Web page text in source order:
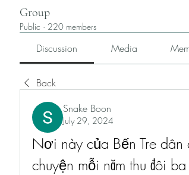
Group
Public · 220 members
Discussion Media
Back
Snake Boon
July 29, 2024
Nơi này của Bến Tre
chuyện mỗi năm thu đôi